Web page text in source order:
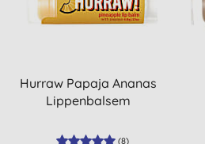
Hurraw Papaja Ananas
Lippenbalsem
(8)